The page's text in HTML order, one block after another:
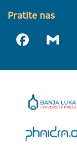
Pratite nas